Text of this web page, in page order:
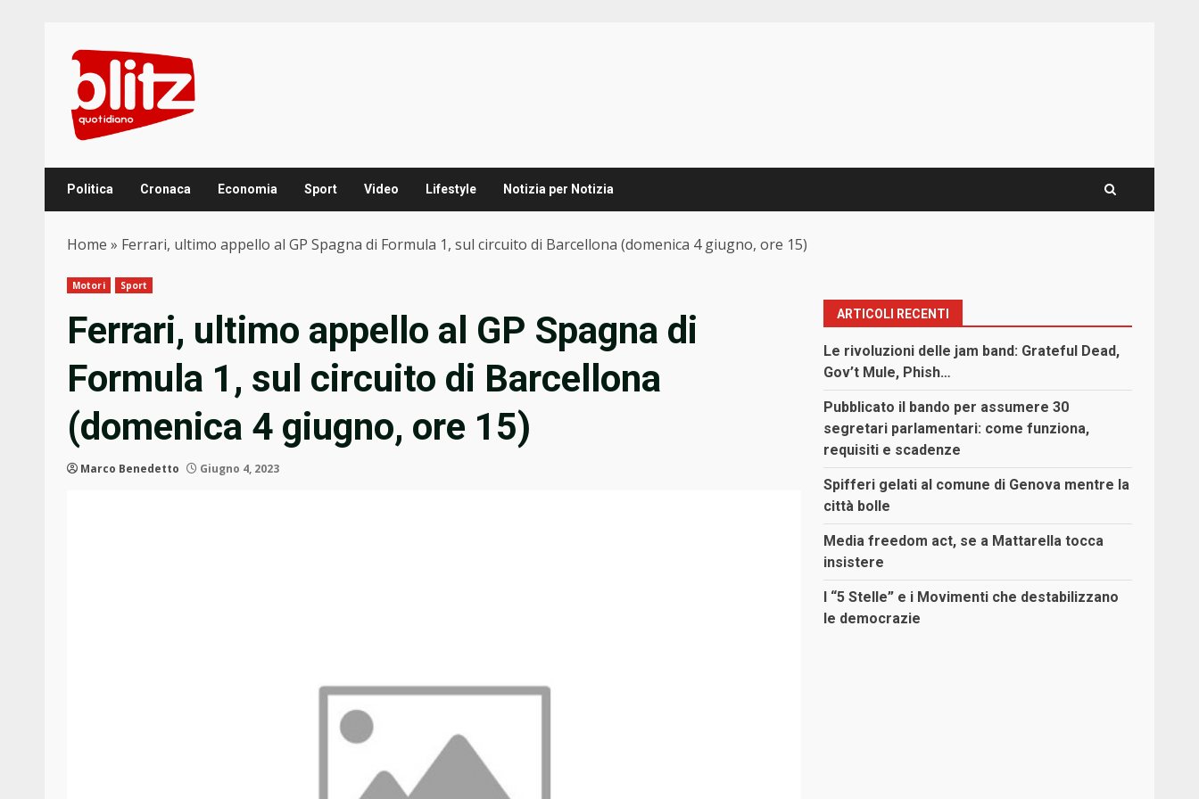
content
Politica Cronaca Economia Sport Video Lifestyle Notizia per Notizia
Home » Ferrari, ultimo appello al GP Spagna di Formula 1, sul circuito di Barcellona (domenica 4 giugno, ore 15)
Motori Sport
Ferrari, ultimo appello al GP Spagna di
Formula 1, sul circuito di Barcellona
(domenica 4 giugno, ore 15)
Marco Benedetto Giugno 4, 2023
ARTICOLI RECENTI
Le rivoluzioni delle jam band: Grateful Dead,
Gov’t Mule, Phish…
Pubblicato il bando per assumere 30
segretari parlamentari: come funziona,
requisiti e scadenze
Spifferi gelati al comune di Genova mentre la
città bolle
Media freedom act, se a Mattarella tocca
insistere
I “5 Stelle” e i Movimenti che destabilizzano
le democrazie